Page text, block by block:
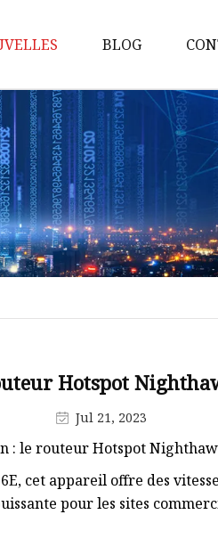
BLOG
Hotspot
Jul 21, 2023
: le routeur Hotspot
cet appareil offre des
pour les sites